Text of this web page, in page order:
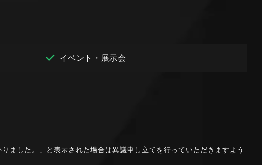
イベント・展示会
ました。」と表示された場合は異議申し立てを行っていただきますよう